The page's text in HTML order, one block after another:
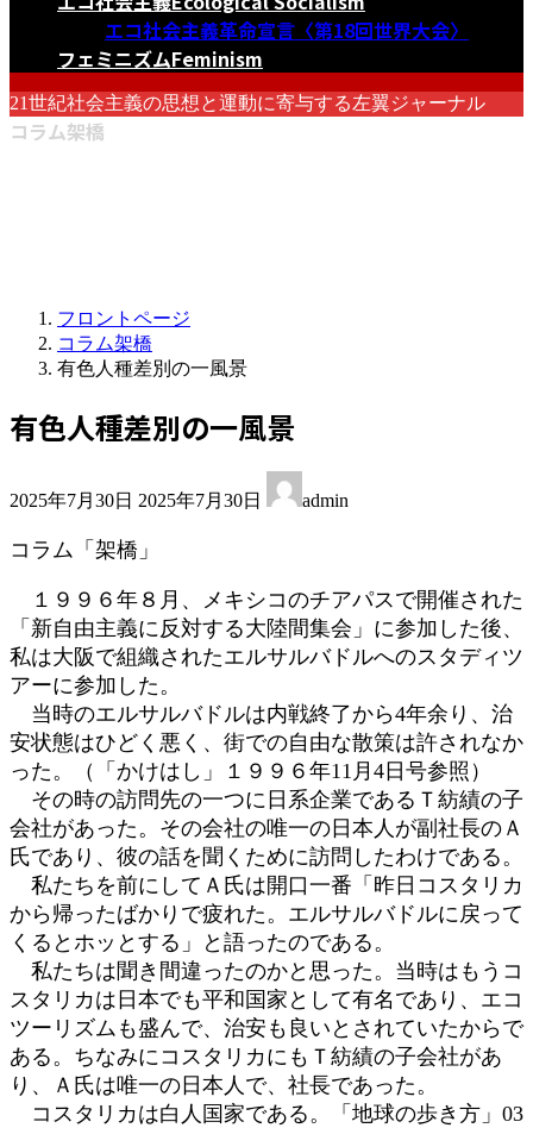
エコ社会主義革命宣言〈第18回世界大会〉
フェミニズムFeminism
21世紀社会主義の思想と運動に寄与する左翼ジャーナル
コラム架橋
フロントページ
コラム架橋
有色人種差別の一風景
有色人種差別の一風景
2025年7月30日 終
新
時
:
2025年7月30日 admin
コラム「架橋」
１９９６年８月、メキシコのチアパスで開催された
「新自由主義に反対する大陸間集会」に参加した後、
私は大阪で組織されたエルサルバドルへのスタディツ
アーに参加した。
当時のエルサルバドルは内戦終了から4年余り、治
安状態はひどく悪く、街での自由な散策は許されなか
った。（「かけはし」１９９６年11月4日号参照）
その時の訪問先の一つに日系企業であるＴ紡績の子
会社があった。その会社の唯一の日本人が副社長のＡ
氏であり、彼の話を聞くために訪問したわけである。
私たちを前にしてＡ氏は開口一番「昨日コスタリカ
から帰ったばかりで疲れた。エルサルバドルに戻って
くるとホッとする」と語ったのである。
私たちは聞き間違ったのかと思った。当時はもうコ
スタリカは日本でも平和国家として有名であり、エコ
ツーリズムも盛んで、治安も良いとされていたからで
ある。ちなみにコスタリカにもＴ紡績の子会社があ
り、Ａ氏は唯一の日本人で、社長であった。
コスタリカは白人国家である。「地球の歩き方」03